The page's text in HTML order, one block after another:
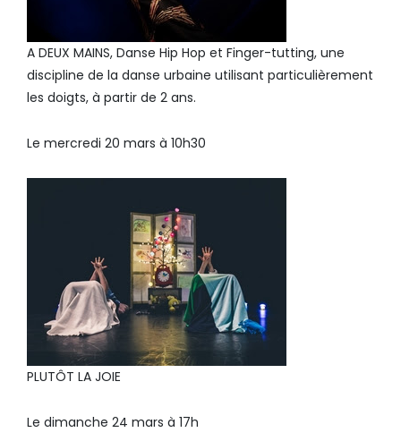
A DEUX MAINS, Danse Hip Hop et Finger-tutting, une
discipline de la danse urbaine utilisant particulièrement
les doigts, à partir de 2 ans.
Le mercredi 20 mars à 10h30
PLUTÔT LA JOIE
Le dimanche 24 mars à 17h